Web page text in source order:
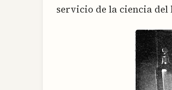
servicio de la ciencia